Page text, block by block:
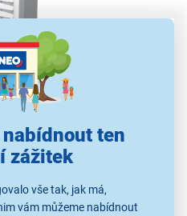
ten
zážitek
vše tak, jak má,
vám můžeme nabídnout
ochlazovač vzduchu po
vypne. Ochlazovače
zátěž a mohou se rychleji